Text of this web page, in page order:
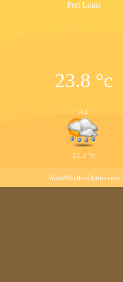
Port Louis
23.8 °c
TUE
22.2 °c
WorldWeatherOnline.com